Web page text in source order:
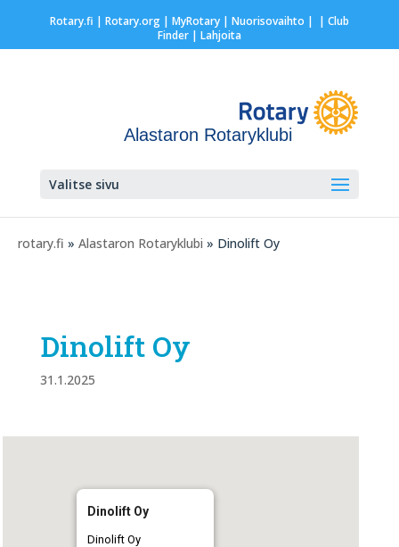
Rotary.fi | Rotary.org| MyRotary | Nuorisovaihto | | Club
Finder| Lahjoita
Alastaron Rotaryklubi
Valitse sivu
rotary.fi » Alastaron Rotaryklubi » Dinolift Oy
Dinolift Oy
31.1.2025
Dinolift Oy
Dinolift Oy